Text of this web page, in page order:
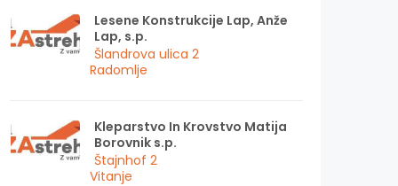
Lesene Konstrukcije Lap, Anže
Lap, s.p.
Šlandrova ulica 2
Radomlje
Kleparstvo In Krovstvo Matija
Borovnik s.p.
Štajnhof 2
Vitanje